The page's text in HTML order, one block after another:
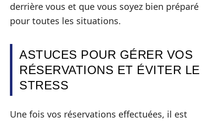
derrière vous et que vous soyez bien préparé
pour toutes les situations.
ASTUCES POUR GÉRER VOS
RÉSERVATIONS ET ÉVITER LE
STRESS
Une fois vos réservations effectuées, il est